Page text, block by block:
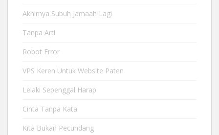
Akhirnya Subuh Jamaah Lagi
Tanpa Arti
Robot Error
VPS Keren Untuk Website Paten
Lelaki Sepenggal Harap
Cinta Tanpa Kata
Kita Bukan Pecundang